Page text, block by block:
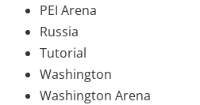
PEI Arena
Russia
Tutorial
Washington
Washington Arena